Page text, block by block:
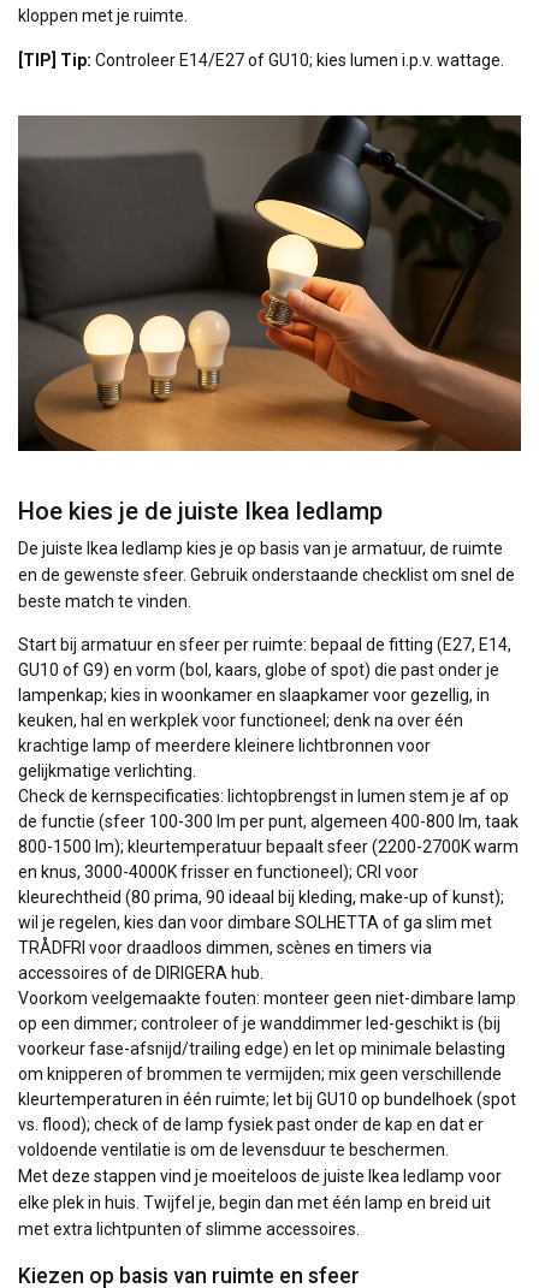
kloppen met je ruimte.
[TIP] Tip: Controleer E14/E27 of GU10; kies lumen i.p.v. wattage.
Hoe kies je de juiste Ikea ledlamp
De juiste Ikea ledlamp kies je op basis van je armatuur, de ruimte
en de gewenste sfeer. Gebruik onderstaande checklist om snel de
beste match te vinden.
Start bij armatuur en sfeer per ruimte: bepaal de fitting (E27, E14,
GU10 of G9) en vorm (bol, kaars, globe of spot) die past onder je
lampenkap; kies in woonkamer en slaapkamer voor gezellig, in
keuken, hal en werkplek voor functioneel; denk na over één
krachtige lamp of meerdere kleinere lichtbronnen voor
gelijkmatige verlichting.
Check de kernspecificaties: lichtopbrengst in lumen stem je af op
de functie (sfeer 100-300 lm per punt, algemeen 400-800 lm, taak
800-1500 lm); kleurtemperatuur bepaalt sfeer (2200-2700K warm
en knus, 3000-4000K frisser en functioneel); CRI voor
kleurechtheid (80 prima, 90 ideaal bij kleding, make-up of kunst);
wil je regelen, kies dan voor dimbare SOLHETTA of ga slim met
TRÅDFRI voor draadloos dimmen, scènes en timers via
accessoires of de DIRIGERA hub.
Voorkom veelgemaakte fouten: monteer geen niet-dimbare lamp
op een dimmer; controleer of je wanddimmer led-geschikt is (bij
voorkeur fase-afsnijd/trailing edge) en let op minimale belasting
om knipperen of brommen te vermijden; mix geen verschillende
kleurtemperaturen in één ruimte; let bij GU10 op bundelhoek (spot
vs. flood); check of de lamp fysiek past onder de kap en dat er
voldoende ventilatie is om de levensduur te beschermen.
Met deze stappen vind je moeiteloos de juiste Ikea ledlamp voor
elke plek in huis. Twijfel je, begin dan met één lamp en breid uit
met extra lichtpunten of slimme accessoires.
Kiezen op basis van ruimte en sfeer